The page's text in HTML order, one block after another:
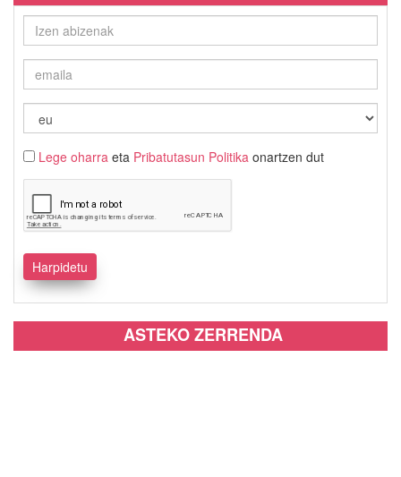
Lege oharra eta Pribatutasun Politika onartzen dut
ASTEKO ZERRENDA